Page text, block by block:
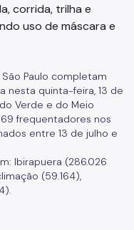
corrida, trilha e
uso de máscara e
Paulo completam
nesta quinta-feira, 13 de
Verde e do Meio
frequentadores nos
entre 13 de julho e
Ibirapuera (286.026
(59.164),